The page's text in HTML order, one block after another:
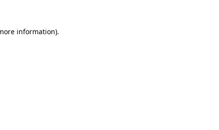
information).